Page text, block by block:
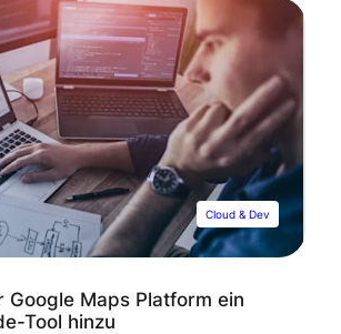
Cloud & Dev
Google Maps Platform ein
Tool hinzu